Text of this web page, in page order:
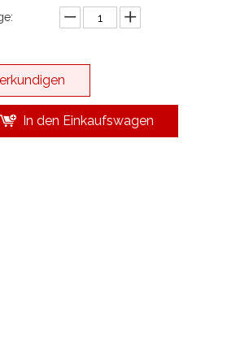
erkundigen
In den Einkaufswagen